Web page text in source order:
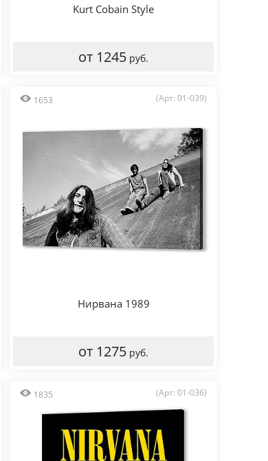
Kurt Cobain Style
от 1245 руб.
1653 (Арт: 01-039)
Нирвана 1989
от 1275 руб.
1835 (Арт: 01-036)